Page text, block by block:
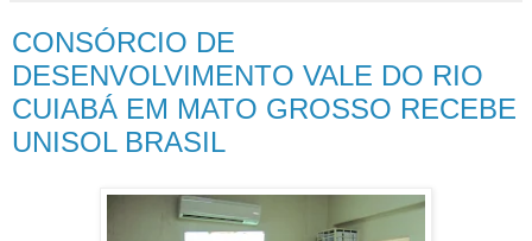
CONSÓRCIO DE
DESENVOLVIMENTO VALE DO RIO
CUIABÁ EM MATO GROSSO RECEBE
UNISOL BRASIL